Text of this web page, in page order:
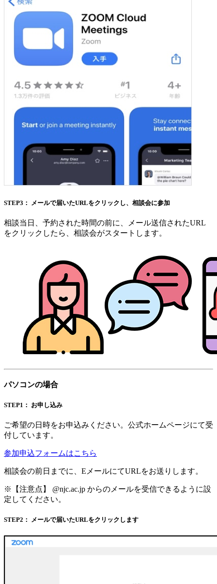
STEP3： メールで届いたURLをクリックし、相談会に参加
相談当日、予約された時間の前に、メール送信されたURL
をクリックしたら、相談会がスタートします。
パソコンの場合
STEP1： お申し込み
ご希望の日時をお申込みください。公式ホームページにて受
付しています。
参加申込フォームはこちら
相談会の前日までに、EメールにてURLをお送りします。
※【注意点】 @njc.ac.jp からのメールを受信できるように設
定してください。
STEP2： メールで届いたURLをクリックします